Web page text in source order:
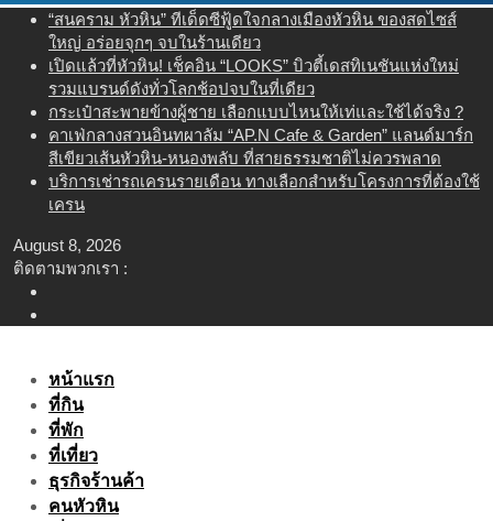
content
“สนคราม หัวหิน” ทีเด็ดซีฟู้ดใจกลางเมืองหัวหิน ของสดไซส์
ใหญ่ อร่อยจุกๆ จบในร้านเดียว
เปิดแล้วที่หัวหิน! เช็คอิน “LOOKS” บิวตี้เดสทิเนชันแห่งใหม่
รวมแบรนด์ดังทั่วโลกช้อปจบในที่เดียว
กระเป๋าสะพายข้างผู้ชาย เลือกแบบไหนให้เท่และใช้ได้จริง ?
คาเฟ่กลางสวนอินทผาลัม “AP.N Cafe & Garden” แลนด์มาร์ก
สีเขียวเส้นหัวหิน-หนองพลับ ที่สายธรรมชาติไม่ควรพลาด
บริการเช่ารถเครนรายเดือน ทางเลือกสำหรับโครงการที่ต้องใช้
เครน
August 8, 2026
ติดตามพวกเรา :
หน้าแรก
ที่กิน
ที่พัก
ที่เที่ยว
ธุรกิจร้านค้า
คนหัวหิน